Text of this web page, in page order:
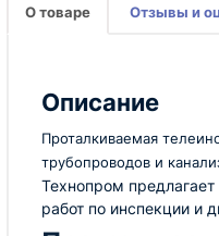
О товаре Отзывы и
Описание
Проталкиваемая
трубопроводов и
Технопром
работ по инспекции и